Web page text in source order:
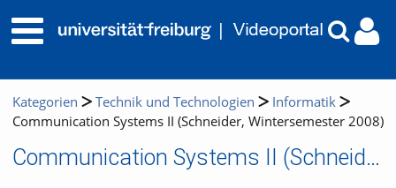
Kategorien Technik und Technologien
Informatik
Communication Systems II (Schneider, Wintersemester 2008)
Communication Systems II (Schneider, Wintersemester 2008)